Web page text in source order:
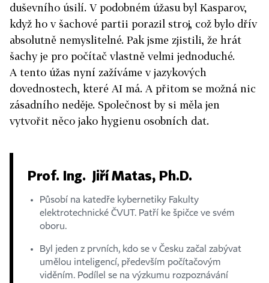
duševního úsilí. V podobném úžasu byl Kasparov,
když ho v šachové partii porazil stroj, což bylo dřív
absolutně nemyslitelné. Pak jsme zjistili, že hrát
šachy je pro počítač vlastně velmi jednoduché.
A tento úžas nyní zažíváme v jazykových
dovednostech, které AI má. A přitom se možná nic
zásadního neděje. Společnost by si měla jen
vytvořit něco jako hygienu osobních dat.
Prof. Ing. Jiří Matas, Ph.D.
Působí na katedře kybernetiky Fakulty
elektrotechnické ČVUT. Patří ke špičce ve svém
oboru.
Byl jeden z prvních, kdo se v Česku začal zabývat
umělou inteligencí, především počítačovým
viděním. Podílel se na výzkumu rozpoznávání